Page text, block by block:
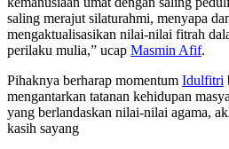
saling merajut silaturahmi, menyapa
mengaktualisasikan nilai-nilai fitrah
perilaku mulia,” ucap Masmin Afif.
Pihaknya berharap momentum Idulfitri
mengantarkan tatanan kehidupan
yang berlandaskan nilai-nilai agama,
kasih sayang